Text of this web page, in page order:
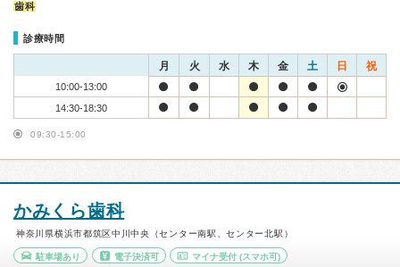
歯科
診療時間
月 火 水 木 金 土 日 祝
10:00-13:00
14:30-18:30
09:30-15:00
かみくら歯科
神奈川県横浜市都筑区中川中央（センター南駅、センター北駅）
駐車場あり 電子決済可 マイナ受付 (スマホ可)